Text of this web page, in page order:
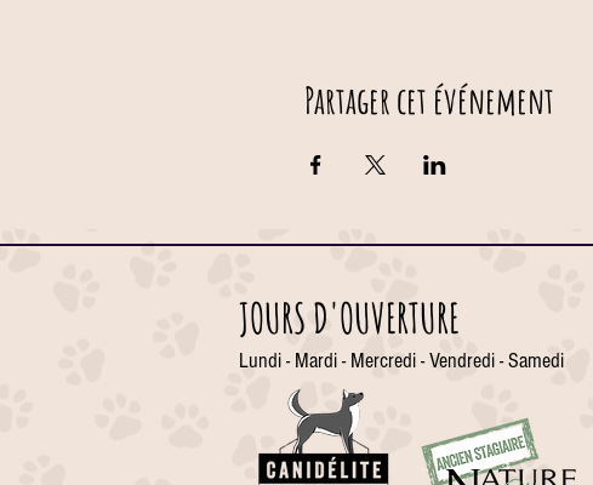
Partager cet événement
JOURS D'OUVERTURE
Lundi - Mardi - Mercredi - Vendredi - Samedi